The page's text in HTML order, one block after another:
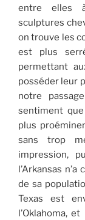
entre elles
sculptures
on trouve les
est plus
permettant
posséder leur
notre
sentiment
plus
sans trop
impression,
l’Arkansas
de sa
Texas est
l’Oklahoma,